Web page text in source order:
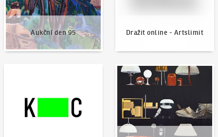
Aukční den 95 Dražit online - Artslimit
Aktuality